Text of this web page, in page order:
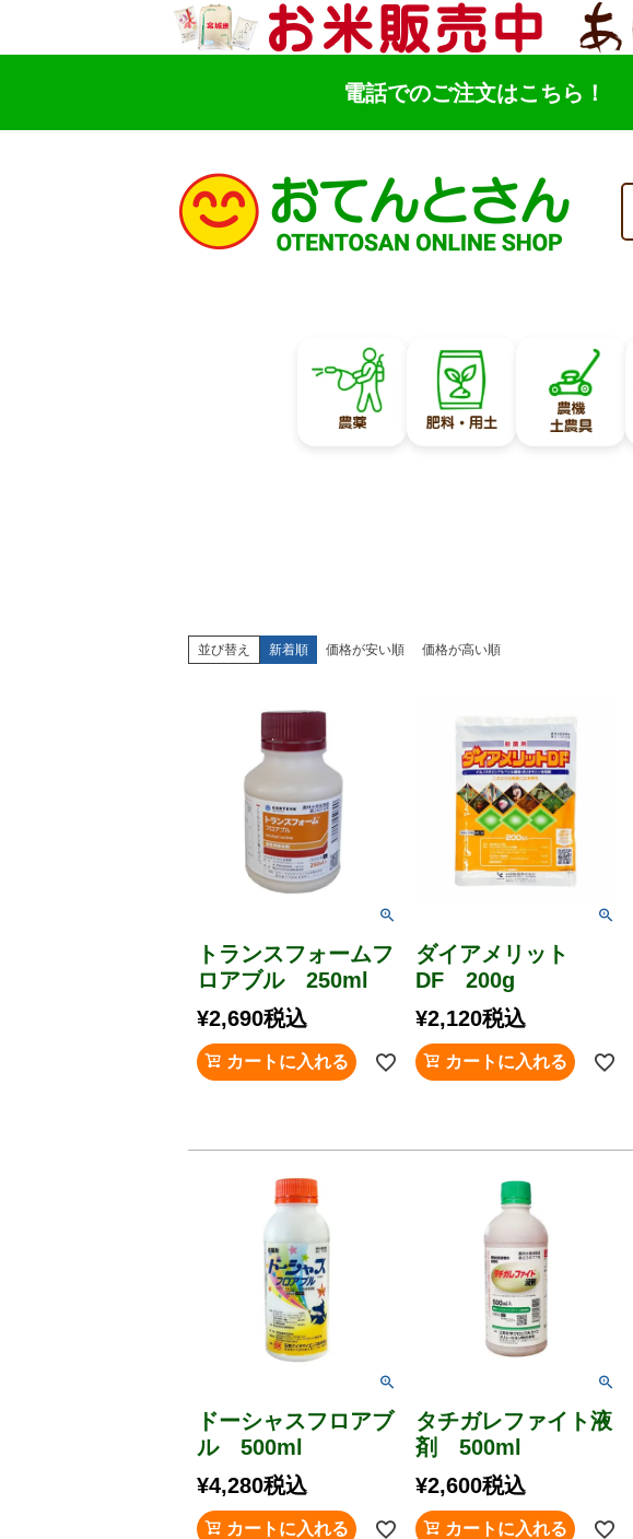
電話でのご注文はこちら！
検索
並び替え 新着順 価格が安い順 価格が高い順
トランスフォームフ
ロアブル 250ml
¥2,690税込
カートに入れる
ダイアメリット
DF 200g
¥2,120税込
カートに入れる
ドーシャスフロアブ
ル 500ml
¥4,280税込
カートに入れる
タチガレファイト液
剤 500ml
¥2,600税込
カートに入れる